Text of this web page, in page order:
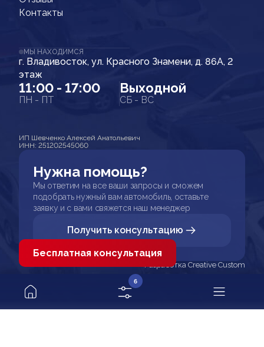
Контакты
МЫ НАХОДИМСЯ
г. Владивосток, ул. Красного Знамени, д. 86А, 2
этаж
11:00 - 17:00
ПН - ПТ
Выходной
СБ - ВС
ИП Шевченко Алексей Анатольевич
ИНН: 251202545060
Нужна помощь?
Мы ответим на все ваши запросы и сможем
подобрать нужный вам автомобиль, оставьте
заявку и с вами свяжется наш менеджер
Получить консультацию
Разработка Creative Custom
6
Бесплатная консультация